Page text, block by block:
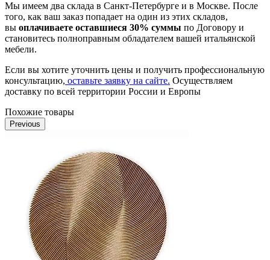
Мы имеем два склада в Санкт-Петербурге и в Москве. После
того, как ваш заказ попадает на один из этих складов,
вы оплачиваете оставшиеся 30% суммы по Договору и
становитесь полноправным обладателем вашей итальянской
мебели.
Если вы хотите уточнить цены и получить профессиональную
консультацию, оставьте заявку на сайте. Осуществляем
доставку по всей территории России и Европы
Похожие товары
Previous